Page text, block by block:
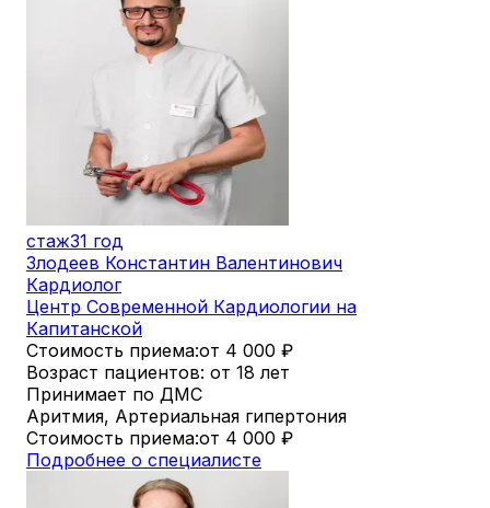
стаж31 год
Злодеев Константин Валентинович
Кардиолог
Центр Современной Кардиологии на
Капитанской
Стоимость приема:от 4 000 ₽
Возраст пациентов: от 18 лет
Принимает по ДМС
Аритмия, Артериальная гипертония
Стоимость приема:от 4 000 ₽
Подробнее о специалисте